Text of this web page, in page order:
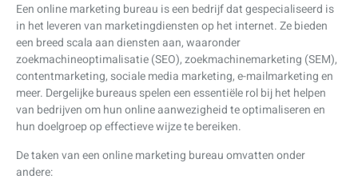
Een online marketing bureau is een bedrijf dat gespecialiseerd is
in het leveren van marketingdiensten op het internet. Ze bieden
een breed scala aan diensten aan, waaronder
zoekmachineoptimalisatie (SEO), zoekmachinemarketing (SEM),
contentmarketing, sociale media marketing, e-mailmarketing en
meer. Dergelijke bureaus spelen een essentiële rol bij het helpen
van bedrijven om hun online aanwezigheid te optimaliseren en
hun doelgroep op effectieve wijze te bereiken.
De taken van een online marketing bureau omvatten onder
andere: